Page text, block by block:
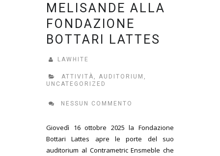
MELISANDE ALLA
FONDAZIONE
BOTTARI LATTES
LAWHITE
ATTIVITÀ AUDITORIUM
UNCATEGORIZED
NESSUN COMMENTO
Giovedì 16 ottobre 2025 la Fondazione
Bottari Lattes apre le porte del suo
auditorium al Contrametric Ensmeble che